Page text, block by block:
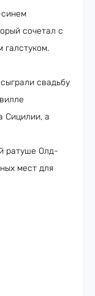
сочетал с
свадьбу
Сицилии, а
ратуше Олд-
мест для